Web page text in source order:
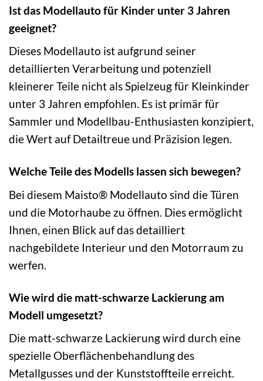
Ist das Modellauto für Kinder unter 3 Jahren
geeignet?
Dieses Modellauto ist aufgrund seiner
detaillierten Verarbeitung und potenziell
kleinerer Teile nicht als Spielzeug für Kleinkinder
unter 3 Jahren empfohlen. Es ist primär für
Sammler und Modellbau-Enthusiasten konzipiert,
die Wert auf Detailtreue und Präzision legen.
Welche Teile des Modells lassen sich bewegen?
Bei diesem Maisto® Modellauto sind die Türen
und die Motorhaube zu öffnen. Dies ermöglicht
Ihnen, einen Blick auf das detailliert
nachgebildete Interieur und den Motorraum zu
werfen.
Wie wird die matt-schwarze Lackierung am
Modell umgesetzt?
Die matt-schwarze Lackierung wird durch eine
spezielle Oberflächenbehandlung des
Metallgusses und der Kunststoffteile erreicht.